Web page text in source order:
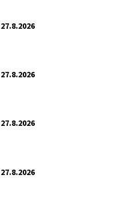
27.8.2026
27.8.2026
27.8.2026
27.8.2026